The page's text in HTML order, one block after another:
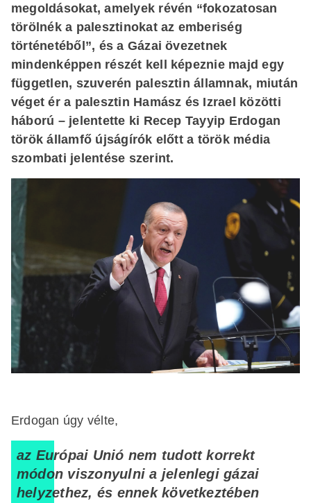
megoldásokat, amelyek révén “fokozatosan
törölnék a palesztinokat az emberiség
történetéből”, és a Gázai övezetnek
mindenképpen részét kell képeznie majd egy
független, szuverén palesztin államnak, miután
véget ér a palesztin Hamász és Izrael közötti
háború – jelentette ki Recep Tayyip Erdogan
török államfő újságírók előtt a török média
szombati jelentése szerint.
Erdogan úgy vélte,
az Európai Unió nem tudott korrekt
módon viszonyulni a jelenlegi gázai
helyzethez, és ennek következtében